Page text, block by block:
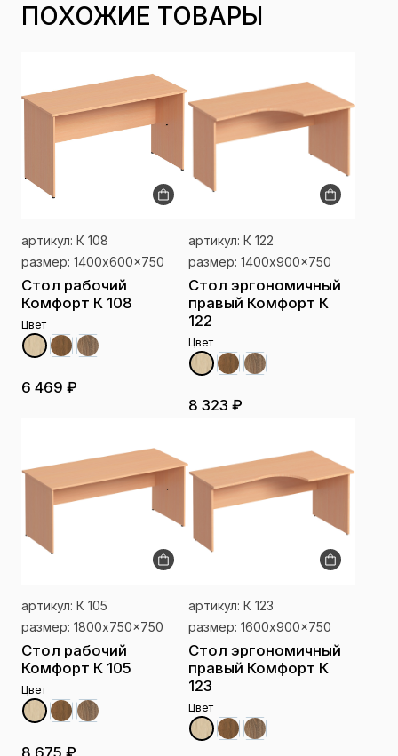
ПОХОЖИЕ ТОВАРЫ
артикул: К 108
размер: 1400x600x750
Стол рабочий
Комфорт К 108
Цвет
6 469 ₽
артикул: К 122
размер: 1400x900x750
Стол эргономичный
правый Комфорт К
122
Цвет
8 323 ₽
артикул: К 105
размер: 1800x750x750
Стол рабочий
Комфорт К 105
Цвет
8 675 ₽
артикул: К 123
размер: 1600x900x750
Стол эргономичный
правый Комфорт К
123
Цвет